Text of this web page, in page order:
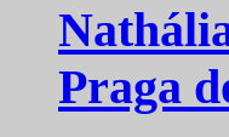
Praga